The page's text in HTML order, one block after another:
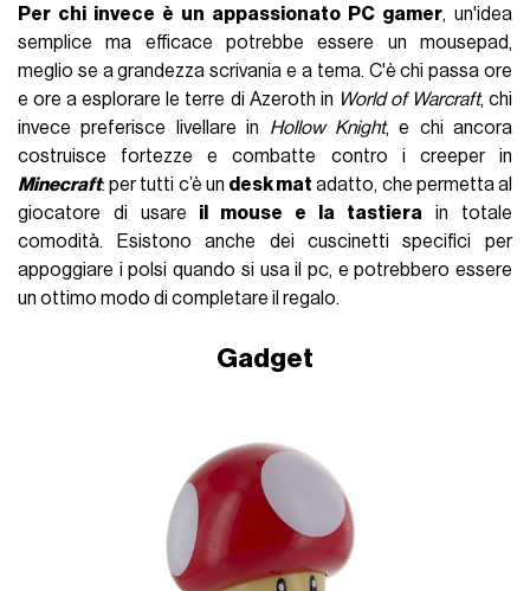
Per chi invece è un appassionato PC gamer, un'idea
semplice ma efficace potrebbe essere un mousepad,
meglio se a grandezza scrivania e a tema. C'è chi passa ore
e ore a esplorare le terre di Azeroth in World of Warcraft, chi
invece preferisce livellare in Hollow Knight, e chi ancora
costruisce fortezze e combatte contro i creeper in
Minecraft: per tutti c’è un desk mat adatto, che permetta al
giocatore di usare il mouse e la tastiera in totale
comodità. Esistono anche dei cuscinetti specifici per
appoggiare i polsi quando si usa il pc, e potrebbero essere
un ottimo modo di completare il regalo.
Gadget